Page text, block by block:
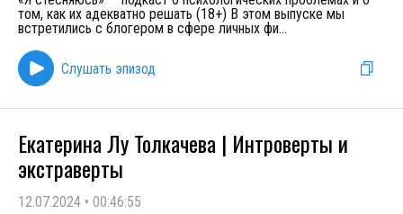
том, как их адекватно решать (18+) В этом выпуске мы
встретились с блогером в сфере личных фи...
Слушать эпизод
Екатерина Лу Толкачева | Интроверты и
экстраверты
12.07.2024 • 00:46:55